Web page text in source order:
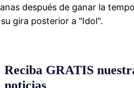
después de ganar la
gira posterior a "Idol".
Reciba GRATIS